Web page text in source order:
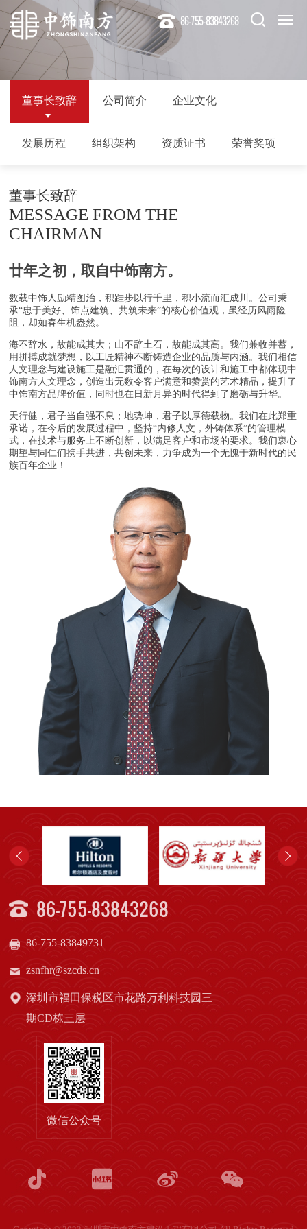
86-755-83843268
董事长致辞 公司简介 企业文化
发展历程 组织架构 资质证书 荣誉奖项
董事长致辞
MESSAGE FROM THE
CHAIRMAN
廿年之初，取自中饰南方。
数载中饰人励精图治，积跬步以行千里，积小流而汇成川。公司秉
承“忠于美好、饰点建筑、共筑未来”的核心价值观，虽经历风雨险
阻，却如春生机盎然。
海不辞水，故能成其大；山不辞土石，故能成其高。我们兼收并蓄，
用拼搏成就梦想，以工匠精神不断铸造企业的品质与内涵。我们相信
人文理念与建设施工是融汇贯通的，在每次的设计和施工中都体现中
饰南方人文理念，创造出无数令客户满意和赞赏的艺术精品，提升了
中饰南方品牌价值，同时也在日新月异的时代得到了磨砺与升华。
天行健，君子当自强不息；地势坤，君子以厚德载物。我们在此郑重
承诺，在今后的发展过程中，坚持“内修人文，外铸体系”的管理模
式，在技术与服务上不断创新，以满足客户和市场的要求。我们衷心
期望与同仁们携手共进，共创未来，力争成为一个无愧于新时代的民
族百年企业！
86-755-83843268
86-755-83849731
zsnfhr@szcds.cn
深圳市福田保税区市花路万利科技园三
期CD栋三层
微信公众号